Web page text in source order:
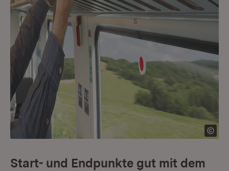
Start- und Endpunkte gut mit dem